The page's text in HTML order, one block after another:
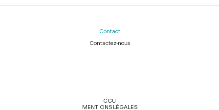
Contact
Contactez-nous
Légal
CGU
MENTIONS LÉGALES